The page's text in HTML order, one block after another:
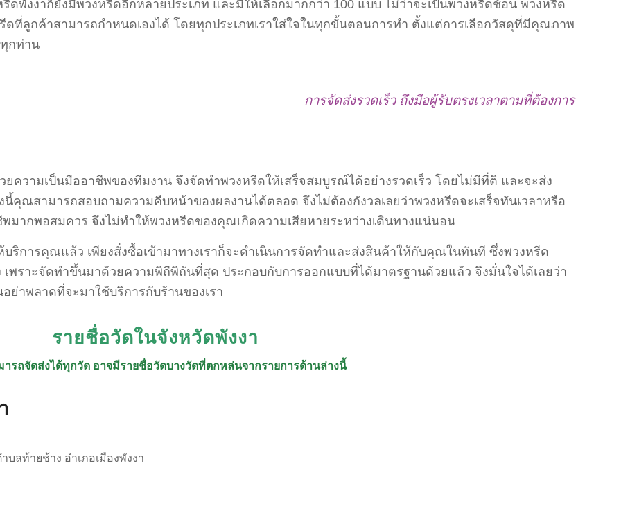
พังงาก็ยังมีพวงหรีดอีกหลายประเภท และมีให้เลือกมากกว่า 100 แบบ ไม่ว่าจะเป็นพวงหรีดช้อน พวงหรีด
ที่ลูกค้าสามารถกำหนดเองได้ โดยทุกประเภทเราใส่ใจในทุกขั้นตอนการทำ ตั้งแต่การเลือกวัสดุที่มีคุณภาพ
กท่าน
การจัดส่งรวดเร็ว ถึงมือผู้รับตรงเวลาตามที่ต้องการ
ยความเป็นมืออาชีพของทีมงาน จึงจัดทำพวงหรีดให้เสร็จสมบูรณ์ได้อย่างรวดเร็ว โดยไม่มีที่ติ และจะส่ง
คุณสามารถสอบถามความคืบหน้าของผลงานได้ตลอด จึงไม่ต้องกังวลเลยว่าพวงหรีดจะเสร็จทันเวลาหรือ
มากพอสมควร จึงไม่ทำให้พวงหรีดของคุณเกิดความเสียหายระหว่างเดินทางแน่นอน
ริการคุณแล้ว เพียงสั่งซื้อเข้ามาทางเราก็จะดำเนินการจัดทำและส่งสินค้าให้กับคุณในทันที ซึ่งพวงหรีด
ราะจัดทำขึ้นมาด้วยความพิถีพิถันที่สุด ประกอบกับการออกแบบที่ได้มาตรฐานด้วยแล้ว จึงมั่นใจได้เลยว่า
ย่าพลาดที่จะมาใช้บริการกับร้านของเรา
รายชื่อวัดในจังหวัดพังงา
ารถจัดส่งได้ทุกวัด อาจมีรายชื่อวัดบางวัดที่ตกหล่นจากรายการด้านล่างนี้
ลท้ายช้าง อำเภอเมืองพังงา